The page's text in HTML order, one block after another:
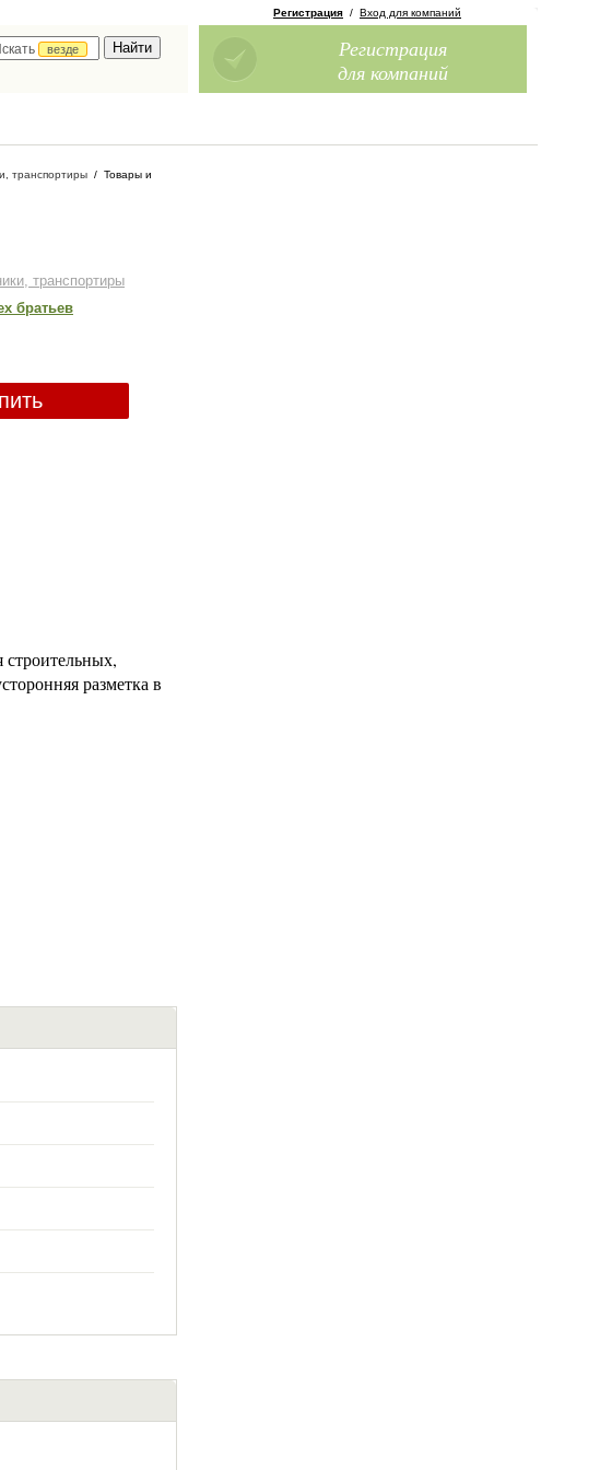
везде
Регистрация / Вход для компаний
Регистрация
для компаний
транспортиры / Товары и
транспортиры
братьев
разметка в